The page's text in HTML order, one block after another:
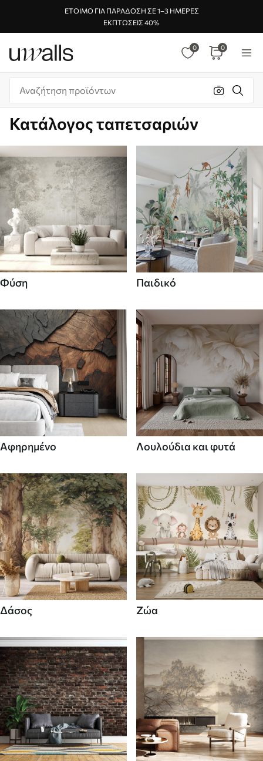
ΈΤΟΙΜΟ ΓΙΑ ΠΑΡΆΔΟΣΗ ΣΕ 1–3 ΗΜΈΡΕΣ
ΕΚΠΤΏΣΕΙΣ 40%
0 0
Κατάλογος ταπετσαριών
Φύση Παιδικό
Αφηρημένο Λουλούδια και φυτά
Δάσος Ζώα